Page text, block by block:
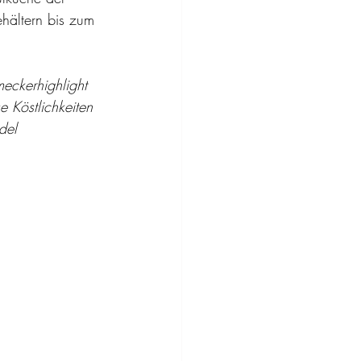
bis zum
Köstlichkeiten